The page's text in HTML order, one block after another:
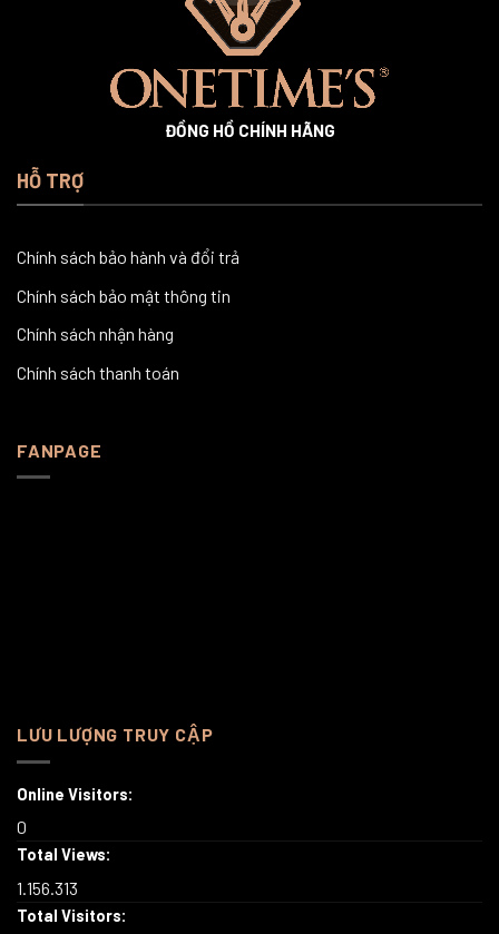
ĐỒNG HỒ CHÍNH HÃNG
HỖ TRỢ
Chính sách bảo hành và đổi trả
Chính sách bảo mật thông tin
Chính sách nhận hàng
Chính sách thanh toán
FANPAGE
LƯU LƯỢNG TRUY CẬP
Online Visitors:
0
Total Views:
1.156.313
Total Visitors: